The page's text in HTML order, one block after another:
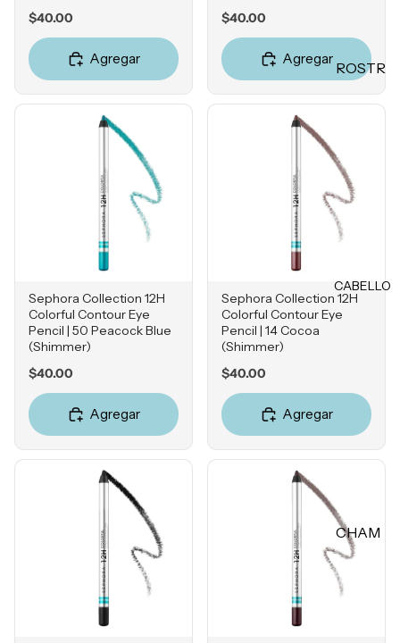
Rare
Beauty
Hidratan
Protecto
res
Herrami
entas
POR
INGRE
Vitamina
C
Niacina
mida
Ácido
mico
Ácido
Azelaico
Ácido
ROSTR
O
Correcto
res
Bronzers
Iluminad
ores
maquillaj
OJOS
Sombras
Delinead
ores
Máscara
CABELLO
CHAM
PÚ &
ACON
DICION
Price
$40.00
Agregar
Price
$40.00
Agregar
Sephora Collection 12H
Colorful Contour Eye
Pencil | 50 Peacock Blue
(Shimmer)
Price
$40.00
Agregar
Sephora Collection 12H
Colorful Contour Eye
Pencil | 14 Cocoa
(Shimmer)
Price
$40.00
Agregar